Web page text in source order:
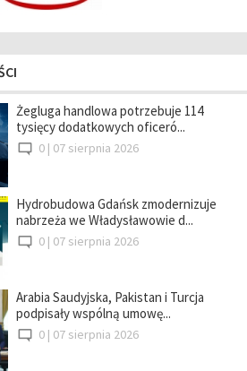
Żegluga handlowa potrzebuje 114
tysięcy dodatkowych oficeró...
0 | 07 sierpnia 2026
Hydrobudowa Gdańsk zmodernizuje
nabrzeża we Władysławowie d...
0 | 07 sierpnia 2026
Arabia Saudyjska, Pakistan i Turcja
podpisały wspólną umowę...
0 | 07 sierpnia 2026